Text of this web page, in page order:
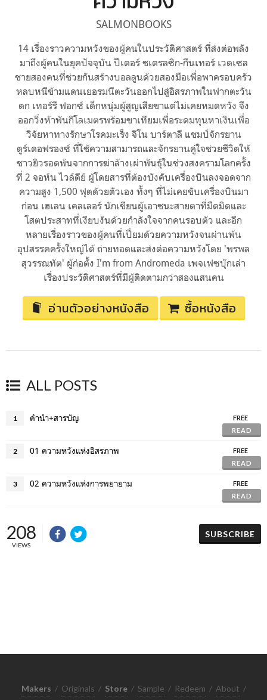
SALMONBOOKS
14 เรื่องราวความหวังของผู้คนในประวัติศาสตร์ ที่ส่งต่อพลัง
มาถึงผู้คนในยุคปัจจุบัน ปีเตอร์ ชเตรลซิก-กึนเทอร์ เวตเซล
ชายสองคนที่ช่วยกันสร้างบอลลูนด้วยสองมือเพื่อพาครอบครัว
หลบหนีข้ามแดนเยอรมนีตะวันออกไปสู่อิสรภาพในฟากตะวัน
ตก เทอร์รี ฟอกซ์ เด็กหนุ่มผู้สูญเสียขาแต่ไม่เคยหมดหวัง จึง
ออกวิ่งห้าพันกิโลเมตรพร้อมขาเทียมเพื่อระดมทุนหาเงินเพื่อ
วิจัยหาทางรักษาโรคมะเร็ง จิโน บาร์ตาลี แชมป์จักรยาน
ตูร์เดอฟรองซ์ ที่ใช้ความสามารถและจักรยานคู่ใจช่วยชีวิตให้
ชาวยิวรอดพ้นจากการฆ่าล้างเผ่าพันธุ์ในช่วงสงครามโลกครั้ง
ที่ 2 จอห์น ไวล์ดีย์ ผู้โดยสารที่ต้องบังคับเครื่องบินลงจอดจาก
ความสูง 1,500 ฟุตด้วยตัวเอง ทั้งๆ ที่ไม่เคยขับเครื่องบินมา
ก่อน เฮเลน เคลเลอร์ นักเขียนผู้เอาชนะสายตาที่มืดมิดและ
โสตประสาทที่เงียบงันด้วยกำลังใจจากคนรอบตัว และอีก
หลายเรื่องราวของผู้คนที่เปี่ยมด้วยความหวังจนผ่านพ้น
อุปสรรคครั้งใหญ่ได้ ถ่ายทอดและส่งต่อความหวังโดย 'พรพล
สุวรรณทัต' ผู้ก่อตั้ง I'm from Andromeda เพจเฟซบุ๊กเล่า
เรื่องประวัติศาสตร์ที่มีผู้ติดตามกว่าสองแสนคน
อ่านตัวอย่างหนังสือ ซื้อหนังสือ
ALL POSTS
1 คำนำ+สารบัญ
FREE
READ
2 01 ความหวังแห่งอิสรภาพ
FREE
READ
3 02 ความหวังแห่งการพยายาม
FREE
READ
208
VIEWS
SUBSCRIBE
Makers / Originals / Store / Sample / Redeem / About /